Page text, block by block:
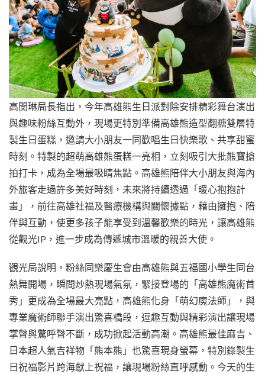
高閔琳局長指出，今年高雄熊生日派對除安排精彩舞台演出
與趣味粉絲互動外，現場更特別準備高雄熊造型翻糖雙層特
製生日蛋糕，邀請大小朋友一同歡唱生日快樂歌、共享甜蜜
時刻。特製的超萌高雄熊蛋糕一亮相，立刻吸引大批熊寶搶
拍打卡，成為全場最吸睛焦點。高雄熊陪伴大小朋友與海內
外旅客走過許多美好時刻，未來將持續透過「暖心抱抱計
畫」，前往高雄社福及醫療機構與關懷據點，藉由擁抱、陪
伴與互動，使更多孩子能享受到溫馨歡樂的時光，讓高雄熊
從觀光IP，進一步成為傳遞城市溫暖的親善大使。
觀光局說明，粉絲同樂慶生會由高雄熊與五福國小學生同台
熱舞開場，瞬間炒熱現場氣氛，緊接登場的「高雄熊魔術首
秀」更成為全場最大亮點，高雄熊化身「萌幻魔法師」，與
專業魔術師聯手演出驚喜橋段，逗趣互動與精彩演出讓現場
掌聲與驚呼聲不斷，成功掀起活動高潮。高雄熊最佳麻吉、
日本超人氣吉祥物「熊本熊」也驚喜現身螢幕，特別錄製生
日祝福影片跨海獻上祝福，讓現場粉絲直呼感動。今天的生